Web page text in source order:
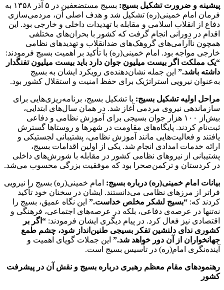
پیشینه و ضرورت تشکیل بسیج:
بسیج مستضعفین در ۵ آذر ۱۳۵۸ به
فرمان امام خمینی(ره) تشکیل شد و هدف اصلی آن، مردمی‌سازی
دفاع از انقلاب اسلامی و مقابله با تهدیدات داخلی و خارجی بود. این
اقدام در دورانی انجام گرفت که کشور با بحران‌های مختلفی
همچون ناآرامی‌های گروهک‌های ضدانقلاب و تهدیدهای نظامی
خارجی مواجه بود. امام خمینی(ره) با تأکید بر اهمیت بسیج فرمودند:
“یک مملکت اگر بیست میلیون جوان دارد باید بیست میلیون تفنگدار
داشته باشد.” این جمله نشان‌دهنده‌ی رویکرد ایشان به بسیج
به‌عنوان نیرویی استراتژیک برای حفظ امنیت و استقلال کشور بود.
مراحل اولیه تشکیل بسیج: با تشکیل بسیج، برنامه‌ریزی‌هایی برای
سازماندهی نیروی مردمی آغاز شد. در همان سال‌های ابتدایی،
بیش‌از ۱۰۰ هزار جوان بسیجی برای آموزش نظامی و دفاعی
ثبت‌نام کردند. پایگاه‌های مقاومت در شهرها و روستاها گسترش
یافتند و فعالیت‌هایی مانند آموزش نظامی، پشتیبانی لجستیکی و
ارائه خدمات امدادی انجام شد. یکی از اولین اقدامات بسیج،
پشتیبانی از نیروهای نظامی کشور در مقابله با شورش‌های داخلی
در کردستان و ترکمن‌صحرا بود که موفقیت بزرگی محسوب می‌شد.
بیانات امام خمینی(ره) درباره بسیج: امام خمینی(ره) بسیج را نیرویی
فراتر از مرزهای نظامی می‌دانستند. ایشان در سخنان خود تأکید
کردند که: “بسیج لشکر مخلص خداست.” این نگاه عمیق، بسیج را
نه‌تنها در عرصه‌ی دفاعی، بلکه در عرصه‌های اجتماعی، فرهنگی و
اقتصادی نیز فعال کرد. در پیام دیگری ایشان فرمودند: “اگر بر
کشوری ندای دلنشین تفکر بسیجی طنین‌انداز شود، چشم طمع
جهانخواران از آن دور خواهد شد.” این جملات گویای اهمیت و
آینده‌نگری امام(ره) در تأسیس بسیج است.
رهنمودهای مقام معظم رهبری درباره بسیج و نقش آن در پیشرفت
کشور